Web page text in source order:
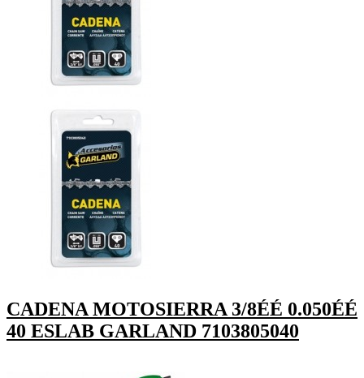
CADENA MOTOSIERRA 3/8ÉÉ 0.050ÉÉ
40 ESLAB GARLAND 7103805040